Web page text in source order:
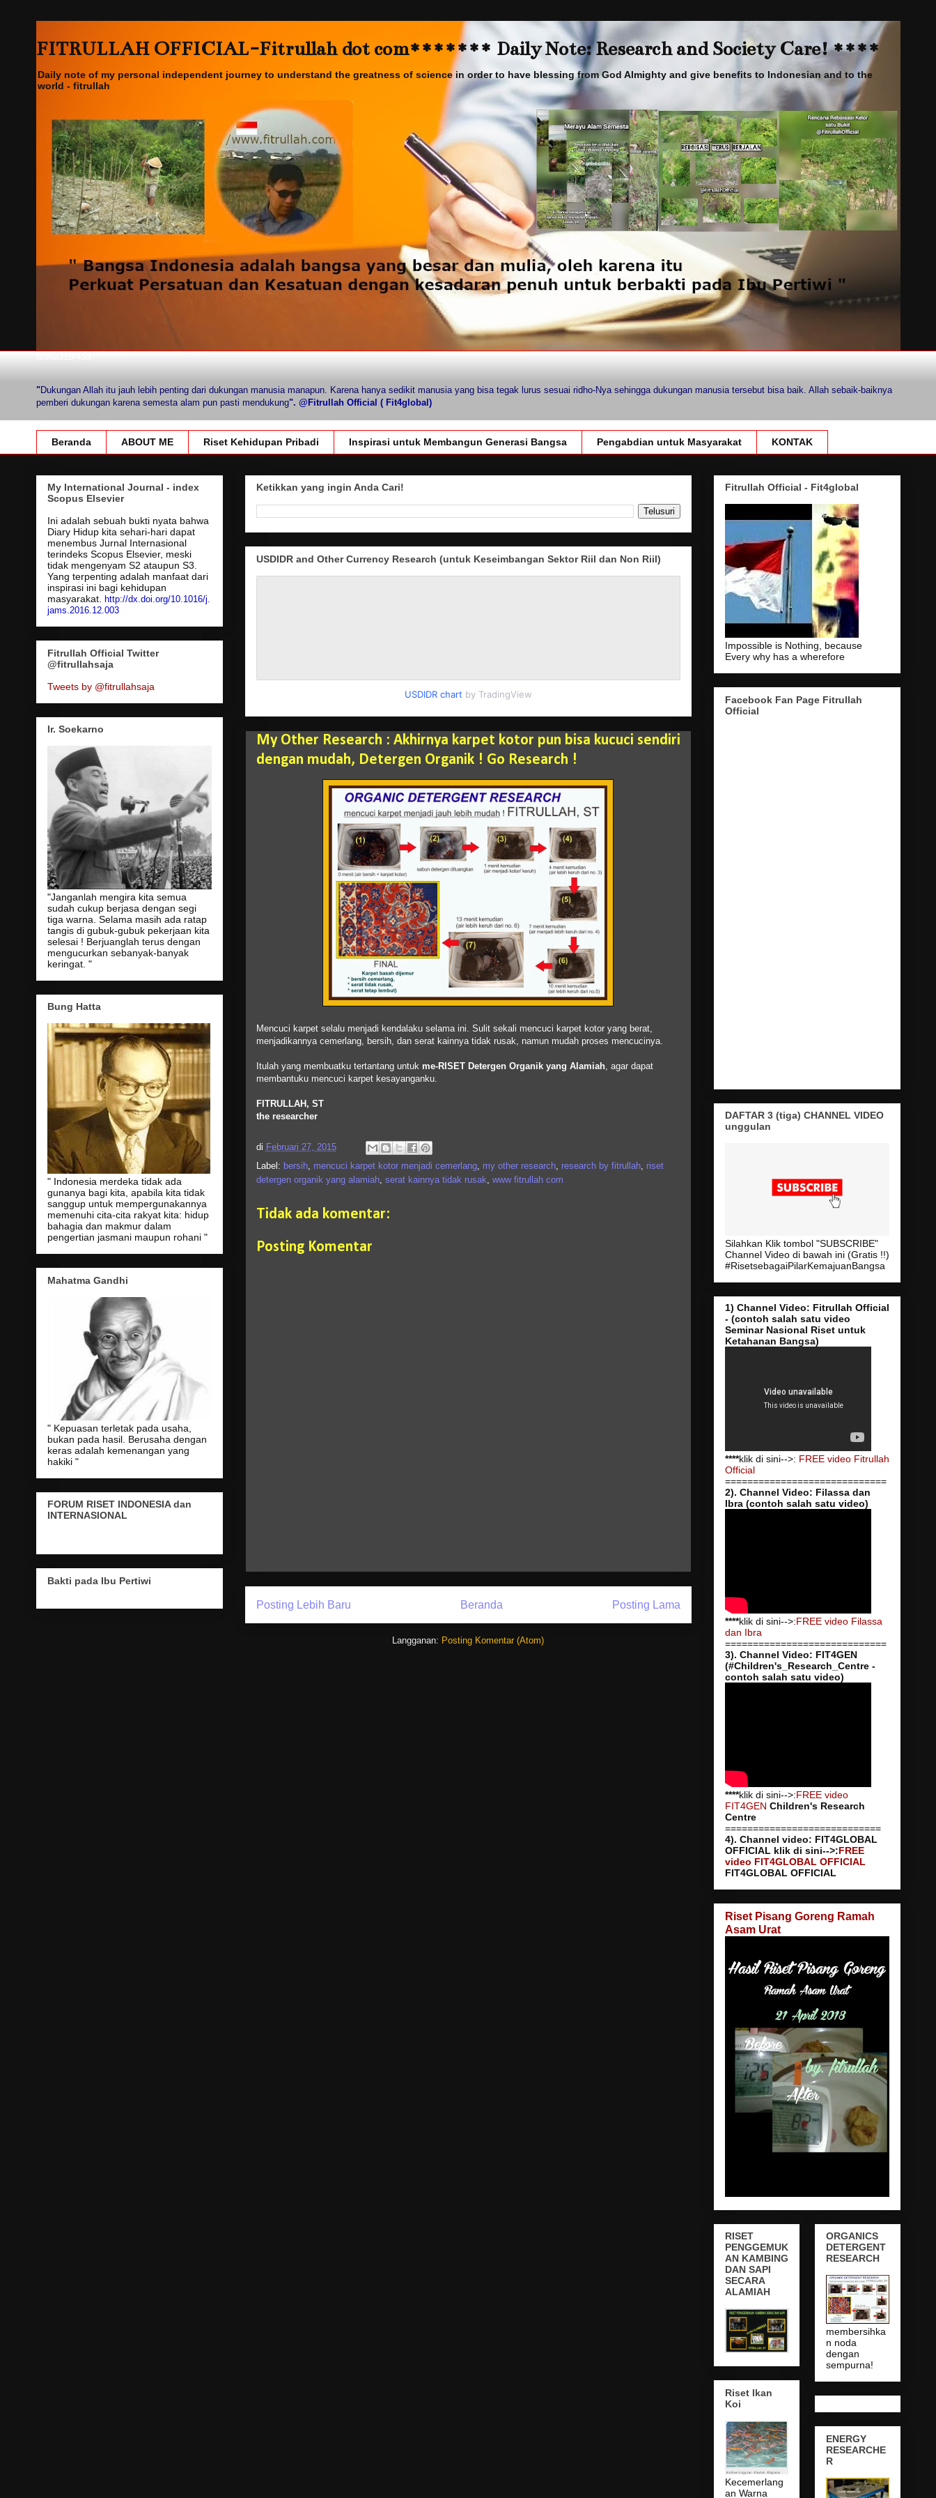
FITRULLAH OFFICIAL-Fitrullah dot com******* Daily Note: Research and Society Care! ****
Daily note of my personal independent journey to understand the greatness of science in order to have blessing from God Almighty and give benefits to Indonesian and to the
world - fitrullah
"Dukungan Allah itu jauh lebih penting dari dukungan manusia manapun. Karena hanya sedikit manusia yang bisa tegak lurus sesuai ridho-Nya sehingga dukungan manusia tersebut bisa baik. Allah sebaik-baiknya
pemberi dukungan karena semesta alam pun pasti mendukung". @Fitrullah Official ( Fit4global)
Beranda ABOUT ME Riset Kehidupan Pribadi Inspirasi untuk Membangun Generasi Bangsa Pengabdian untuk Masyarakat KONTAK
Ketikkan yang ingin Anda Cari!
USDIDR and Other Currency Research (untuk Keseimbangan Sektor Riil dan Non Riil)
USDIDR chart by TradingView
My Other Research : Akhirnya karpet kotor pun bisa kucuci sendiri
dengan mudah, Detergen Organik ! Go Research !
Mencuci karpet selalu menjadi kendalaku selama ini. Sulit sekali mencuci karpet kotor yang berat,
menjadikannya cemerlang, bersih, dan serat kainnya tidak rusak, namun mudah proses mencucinya.
Itulah yang membuatku tertantang untuk me-RISET Detergen Organik yang Alamiah, agar dapat
membantuku mencuci karpet kesayanganku.
FITRULLAH, ST
the researcher
di Februari 27, 2015
Label: bersih, mencuci karpet kotor menjadi cemerlang, my other research, research by fitrullah, riset
detergen organik yang alamiah, serat kainnya tidak rusak www fitrullah com
Tidak ada komentar:
Posting Komentar
Posting Lebih Baru Posting Lama
Beranda
Langganan: Posting Komentar (Atom)
My International Journal - index
Scopus Elsevier
Ini adalah sebuah bukti nyata bahwa
Diary Hidup kita sehari-hari dapat
menembus Jurnal Internasional
terindeks Scopus Elsevier, meski
tidak mengenyam S2 ataupun S3.
Yang terpenting adalah manfaat dari
inspirasi ini bagi kehidupan
masyarakat.
http://dx.doi.org/10.1016/j.
jams.2016.12.003
Fitrullah Official Twitter
@fitrullahsaja
Tweets by @fitrullahsaja
Ir. Soekarno
"Janganlah mengira kita semua
sudah cukup berjasa dengan segi
tiga warna. Selama masih ada ratap
tangis di gubuk-gubuk pekerjaan kita
selesai ! Berjuanglah terus dengan
mengucurkan sebanyak-banyak
keringat. "
Bung Hatta
" Indonesia merdeka tidak ada
gunanya bagi kita, apabila kita tidak
sanggup untuk mempergunakannya
memenuhi cita-cita rakyat kita: hidup
bahagia dan makmur dalam
pengertian jasmani maupun rohani "
Mahatma Gandhi
" Kepuasan terletak pada usaha,
bukan pada hasil. Berusaha dengan
keras adalah kemenangan yang
hakiki "
FORUM RISET INDONESIA dan
INTERNASIONAL
Bakti pada Ibu Pertiwi
Fitrullah Official - Fit4global
Impossible is Nothing, because
Every why has a wherefore
Facebook Fan Page Fitrullah
Official
DAFTAR 3 (tiga) CHANNEL VIDEO
unggulan
Silahkan Klik tombol "SUBSCRIBE"
Channel Video di bawah ini (Gratis !!)
#RisetsebagaiPilarKemajuanBangsa
1) Channel Video: Fitrullah Official
- (contoh salah satu video
Seminar Nasional Riset untuk
Ketahanan Bangsa)
****klik di sini-->: FREE video Fitrullah
Official
=============================
2). Channel Video: Filassa dan
Ibra (contoh salah satu video)
****klik di sini-->:FREE video Filassa
dan Ibra
=============================
3). Channel Video: FIT4GEN
(#Children's_Research_Centre -
contoh salah satu video)
****klik di sini-->:FREE video
FIT4GEN Children's Research
Centre
============================
4). Channel video: FIT4GLOBAL
OFFICIAL klik di sini-->:FREE
video FIT4GLOBAL OFFICIAL
FIT4GLOBAL OFFICIAL
Riset Pisang Goreng Ramah
Asam Urat
RISET
PENGGEMUK
AN KAMBING
DAN SAPI
SECARA
ALAMIAH
Riset Ikan
Koi
Kecemerlang
an Warna
ORGANICS
DETERGENT
RESEARCH
membersihka
n noda
dengan
sempurna!
ENERGY
RESEARCHE
R